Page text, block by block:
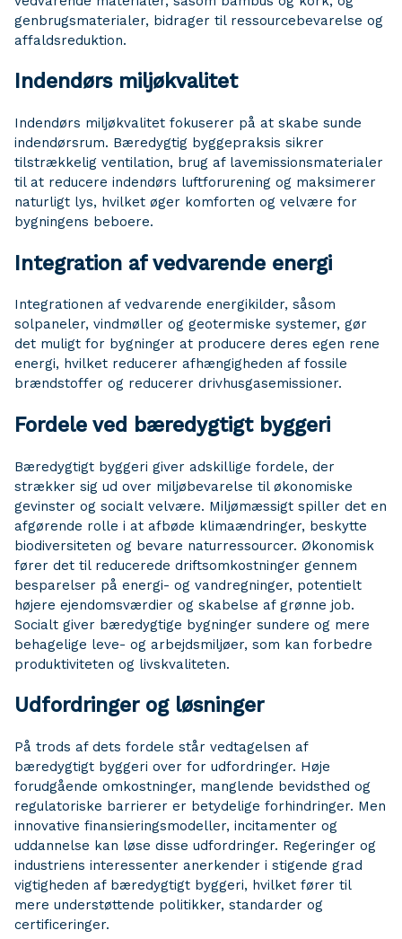
genbrugsmaterialer, bidrager til ressourcebevarelse og
affaldsreduktion.
Indendørs miljøkvalitet
Indendørs miljøkvalitet fokuserer på at skabe sunde
indendørsrum. Bæredygtig byggepraksis sikrer
tilstrækkelig ventilation, brug af lavemissionsmaterialer
til at reducere indendørs luftforurening og maksimerer
naturligt lys, hvilket øger komforten og velvære for
bygningens beboere.
Integration af vedvarende energi
Integrationen af ​​vedvarende energikilder, såsom
solpaneler, vindmøller og geotermiske systemer, gør
det muligt for bygninger at producere deres egen rene
energi, hvilket reducerer afhængigheden af ​​fossile
brændstoffer og reducerer drivhusgasemissioner.
Fordele ved bæredygtigt byggeri
Bæredygtigt byggeri giver adskillige fordele, der
strækker sig ud over miljøbevarelse til økonomiske
gevinster og socialt velvære. Miljømæssigt spiller det en
afgørende rolle i at afbøde klimaændringer, beskytte
biodiversiteten og bevare naturressourcer. Økonomisk
fører det til reducerede driftsomkostninger gennem
besparelser på energi- og vandregninger, potentielt
højere ejendomsværdier og skabelse af grønne job.
Socialt giver bæredygtige bygninger sundere og mere
behagelige leve- og arbejdsmiljøer, som kan forbedre
produktiviteten og livskvaliteten.
Udfordringer og løsninger
På trods af dets fordele står vedtagelsen af ​​
bæredygtigt byggeri over for udfordringer. Høje
forudgående omkostninger, manglende bevidsthed og
regulatoriske barrierer er betydelige forhindringer. Men
innovative finansieringsmodeller, incitamenter og
uddannelse kan løse disse udfordringer. Regeringer og
industriens interessenter anerkender i stigende grad
vigtigheden af ​​bæredygtigt byggeri, hvilket fører til
mere understøttende politikker, standarder og
certificeringer.